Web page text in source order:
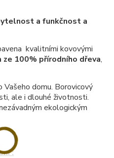
a funkčnost a
kvalitními kovovými
ze 100% přírodního dřeva,
domu. Borovicový
ale i dlouhé životnosti.
ekologickým
: